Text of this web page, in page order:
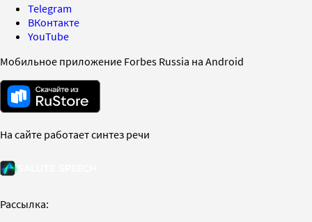
Telegram
ВКонтакте
YouTube
Мобильное приложение Forbes Russia на Android
На сайте работает синтез речи
Рассылка: